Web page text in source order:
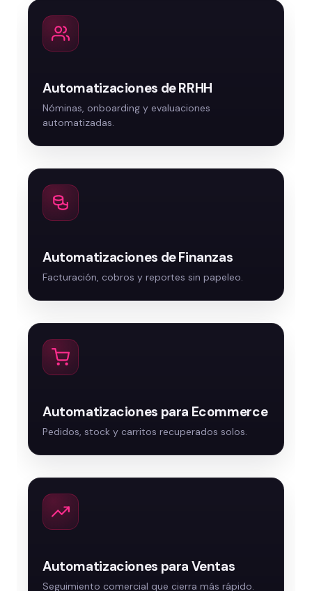
Automatizaciones de RRHH
Automatizaciones de Finanzas
Automatizaciones para Ecommerce
Automatizaciones para Ventas